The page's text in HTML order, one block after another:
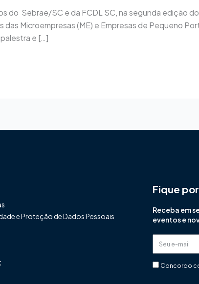
do Sebrae/SC e da FCDL SC, na segunda edição
das Microempresas (ME) e Empresas de Pequeno
e […]
e Proteção de Dados Pessoais
Fique
Receba em
eventos e
Seu
e-
mailConcordo